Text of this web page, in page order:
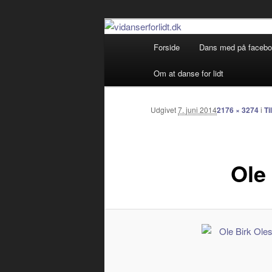
Debatterende tekster med
Fortsæt
til
primært
Forside Dans med på
Om at danse for lidt
Udgivet7. juni 20142176 × 3274i